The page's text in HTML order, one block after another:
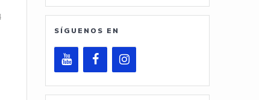
SÍGUENOS EN